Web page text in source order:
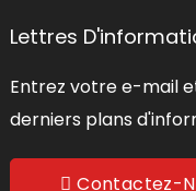
Lettres
Entrez votre e-mail
derniers plans
Contactez-